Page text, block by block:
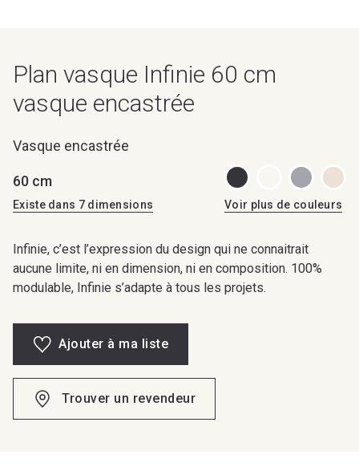
Plan vasque Infinie 60 cm
vasque encastrée
Vasque encastrée
60 cm
Existe dans 7 dimensions Voir plus de couleurs
Infinie, c’est l’expression du design qui ne connaitrait
aucune limite, ni en dimension, ni en composition. 100%
modulable, Infinie s’adapte à tous les projets.
Ajouter à ma liste
Trouver un revendeur